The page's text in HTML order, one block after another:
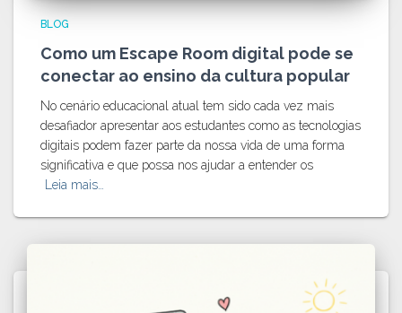
BLOG
Como um Escape Room digital pode se
conectar ao ensino da cultura popular
No cenário educacional atual tem sido cada vez mais
desafiador apresentar aos estudantes como as tecnologias
digitais podem fazer parte da nossa vida de uma forma
significativa e que possa nos ajudar a entender os
Leia mais…